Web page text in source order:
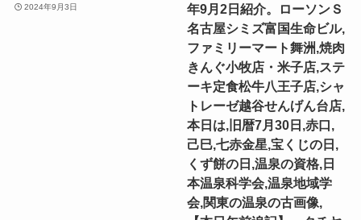
2024年9月3日
年9月2日紹介。ローソンＳ
名古屋シミズ富国生命ビル,
ファミリーマート舞洲,焼肉
きんぐ小牧店・米子店,ステ
ーキ定食松牛八王子店,シャ
トレーゼ越谷せんげん台店,
本日は,旧暦7月30日,赤口,
己巳,七赤金星,宝くじの日,
くず餅の日,温泉の資格,日
本温泉科学会,温泉地域学
会,関東の温泉の古画像,